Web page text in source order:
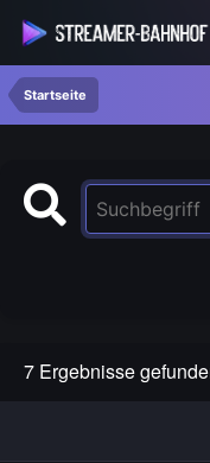
Startseite
7 Ergebnisse